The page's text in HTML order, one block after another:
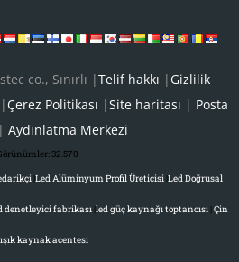
co., Sınırlı |Telif hakkı | Gizlilik
| Çerez Politikası |Site haritası | Posta
Aydınlatma Merkezi
32.570
|Led Alüminyum Profil Üreticisi |Led Doğrusal
denetleyici fabrikası |led güç kaynağı toptancısı |Çin
kaynak acentesi